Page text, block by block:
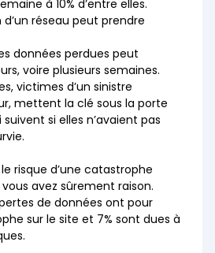
à 10% d’entre elles.
réseau peut prendre
données perdues peut
voire plusieurs semaines.
victimes d’un sinistre
mettent la clé sous la porte
suivent si elles n’avaient pas
risque d’une catastrophe
avez sûrement raison.
de données ont pour
sur le site et 7% sont dues à